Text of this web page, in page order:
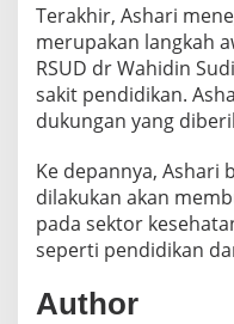
Terakhir, Ashari
merupakan langkah
RSUD dr Wahidin
sakit pendidikan.
dukungan yang
Ke depannya, Ashari
dilakukan akan
pada sektor
seperti pendidikan
Author